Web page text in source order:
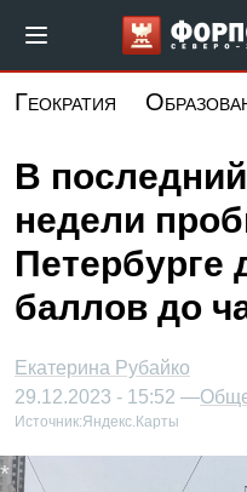
основному
Геократия
В
недели
Петербурге
баллов до
Екатерина Рубайко
29.12.2023 - 15:52 —
Источник:Яндекс.Карты